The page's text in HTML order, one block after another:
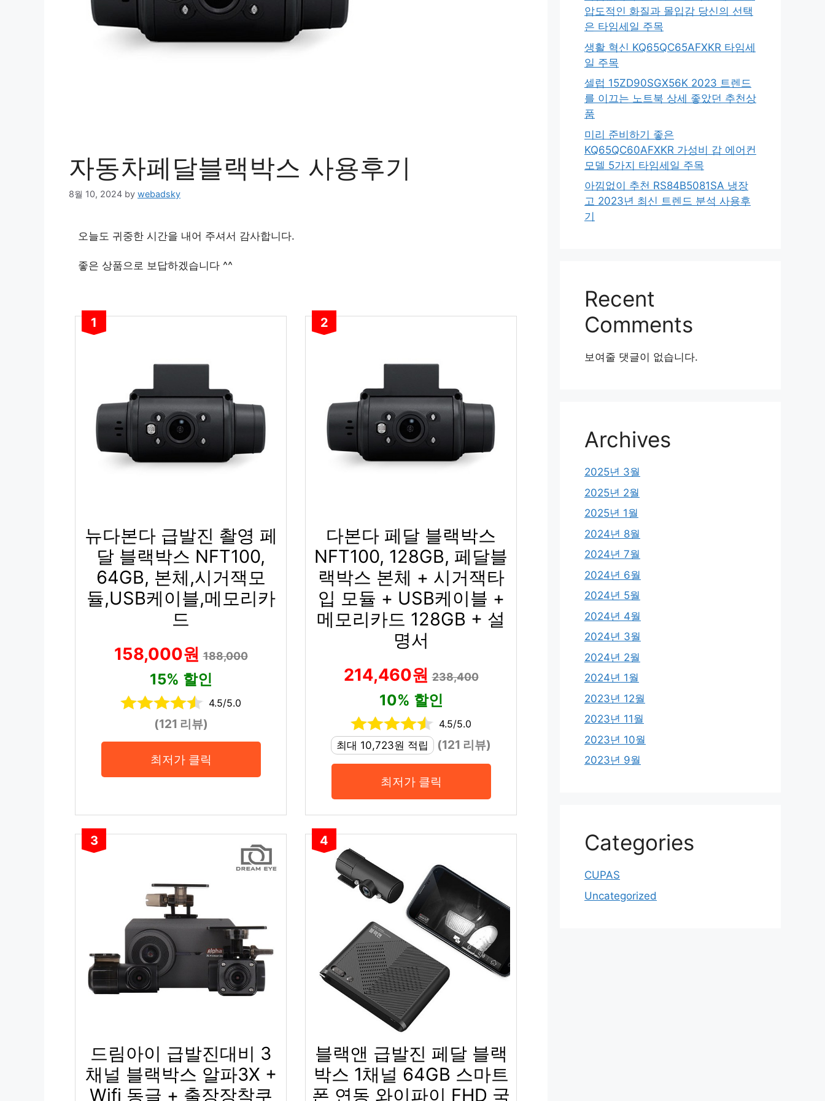
자동차페달블랙박스 사용후기
8월 10, 2024 by webadsky
오늘도 귀중한 시간을 내어 주셔서 감사합니다.
좋은 상품으로 보답하겠습니다 ^^
1
뉴다본다 급발진 촬영 페
달 블랙박스 NFT100,
64GB, 본체,시거잭모
듈,USB케이블,메모리카
드
158,000원188,000
15% 할인
4.5/5.0
(121 리뷰)
최저가 클릭
2
다본다 페달 블랙박스
NFT100, 128GB, 페달블
랙박스 본체 + 시거잭타
입 모듈 + USB케이블 +
메모리카드 128GB + 설
명서
214,460원238,400
10% 할인
4.5/5.0
최대 10,723원 적립
(121 리뷰)
최저가 클릭
3
드림아이 급발진대비 3
채널 블랙박스 알파3X +
Wifi 동글 + 출장장착쿠
4
블랙앤 급발진 페달 블랙
박스 1채널 64GB 스마트
폰 연동 와이파이 FHD 국
압도적인 화질과 몰입감 당신의 선택
은 타임세일 주목
생활 혁신 KQ65QC65AFXKR 타임세
일 주목
셀럽 15ZD90SGX56K 2023 트렌드
를 이끄는 노트북 상세 좋았던 추천상
품
미리 준비하기 좋은
KQ65QC60AFXKR 가성비 갑 에어컨
모델 5가지 타임세일 주목
아낌없이 추천 RS84B5081SA 냉장
고 2023년 최신 트렌드 분석 사용후
기
Recent
Comments
보여줄 댓글이 없습니다.
Archives
2025년 3월
2025년 2월
2025년 1월
2024년 8월
2024년 7월
2024년 6월
2024년 5월
2024년 4월
2024년 3월
2024년 2월
2024년 1월
2023년 12월
2023년 11월
2023년 10월
2023년 9월
Categories
CUPAS
Uncategorized